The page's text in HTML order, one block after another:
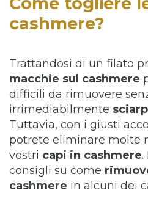
cashmere?
Trattandosi di un filato
macchie sul cashmere
difficili da rimuovere
irrimediabilmente
Tuttavia, con i giusti
potrete eliminare molte
vostri capi in cashmere
consigli su come
cashmere in alcuni dei